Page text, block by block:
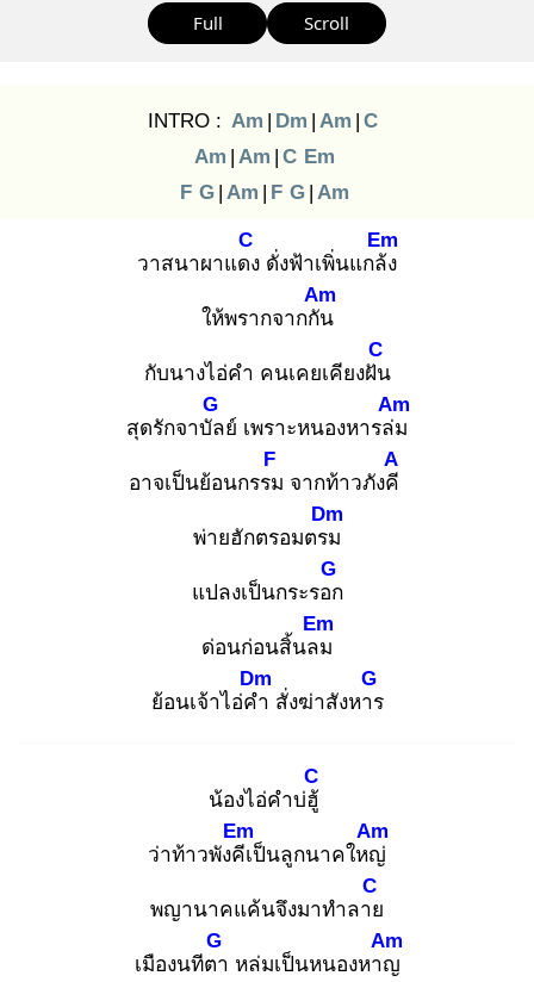
Full Scroll
INTRO : Am | Dm | Am | C
Am | Am | C Em
F G | Am | F G | Am
วาสนาผาแดง
C
ดั่งฟ้าเพิ่นแกล้ง
Em
ให้พรากจากกัน
Am
กับนางไอ่คำ คนเคยเคียงฝัน
C
สุดรักจาบัล
G
ย์ เพราะหนองหารล่ม
Am
อาจเป็นย้อนกรรม
F
จากท้าวภังคี
A
พ่ายฮักตรอมตรม
Dm
แปลงเป็นกระรอก
G
ด่อนก่อนสิ้นลม
Em
ย้อนเจ้าไอ่คำ
Dm
สั่งฆ่าสังหาร
G
น้องไอ่คำบ่ฮู้
C
ว่าท้าวพังคีเ
Em
ป็นลูกนาคใหญ่
Am
พญานาคแค้นจึงมาทำลาย
C
เมืองนทีตา
G
หล่มเป็นหนองหาญ
Am